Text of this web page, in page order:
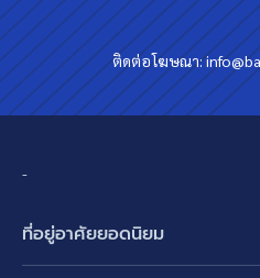
ติดต่อโฆษณา:
-
ที่อยู่อาศัยยอดนิยม